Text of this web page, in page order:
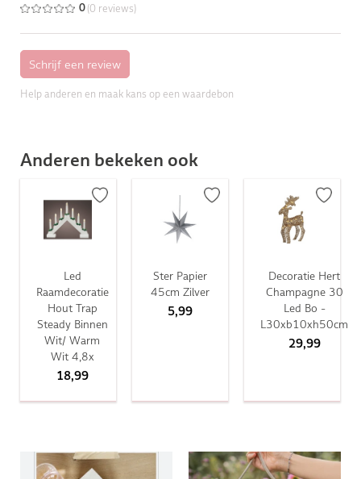
0 (0 reviews)
Help anderen en maak kans op een waardebon
Anderen bekeken ook
Led
Raamdecoratie
Hout Trap
Steady Binnen
Wit/ Warm
Wit 4,8x
18,99
Ster Papier
45cm Zilver
5,99
Decoratie Hert
Champagne 30
Led Bo -
L30xb10xh50cm
29,99